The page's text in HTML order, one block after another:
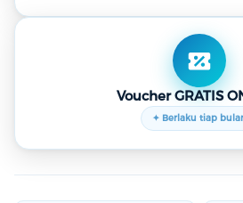
Voucher GRATIS
✦ Berlaku tiap